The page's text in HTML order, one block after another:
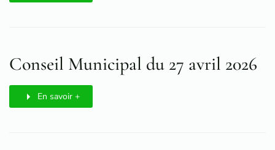
Conseil Municipal du 27 avril 2026
En savoir +